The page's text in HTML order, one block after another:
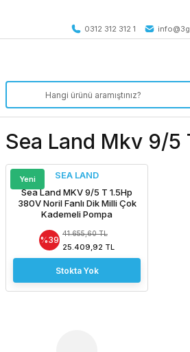
0312 312 312 1
Sea Land Mkv 9/5
Yeni
SEA LAND
Sea Land MKV 9/5 T 1.5Hp
380V Noril Fanlı Dik Milli Çok
Kademeli Pompa
%39
41.655,60 TL
25.409,92 TL
Stokta Yok